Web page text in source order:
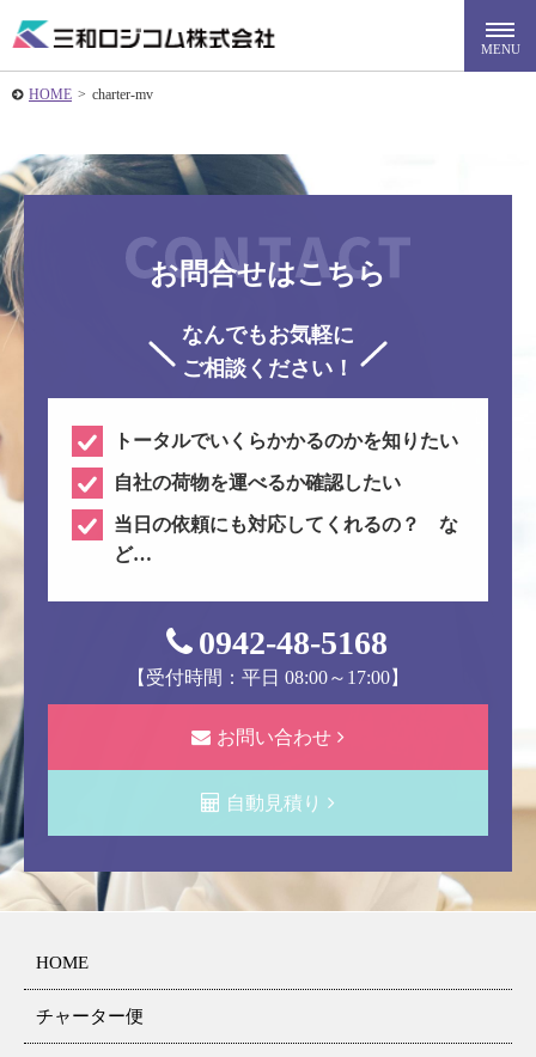
HOME > charter-mv
お問合せはこちら
なんでもお気軽に
ご相談ください！
トータルでいくらかかるのかを知りたい
自社の荷物を運べるか確認したい
当日の依頼にも対応してくれるの？ な
ど…
0942-48-5168
【受付時間：平日 08:00～17:00】
お問い合わせ
自動見積り
HOME
チャーター便